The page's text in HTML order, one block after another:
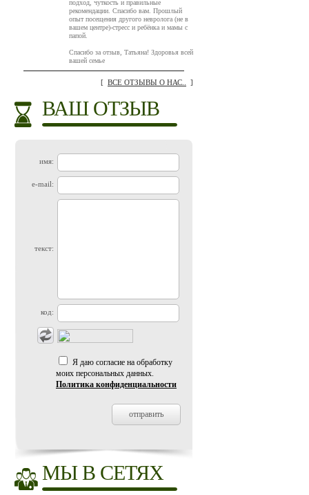
подход, чуткость и правильные
рекомендации. Спасибо вам. Прошлый
опыт посещения другого невролога (не в
вашем центре)-стресс и ребёнка и мамы с
папой.
Спасибо за отзыв, Татьяна! Здоровья всей
вашей семье
[ ВСЕ ОТЗЫВЫ О НАС.. ]
ВАШ ОТЗЫВ
имя:
e-mail:
текст:
код:
Я даю согласие на обработку
моих персональных данных.
Политика конфиденциальности
МЫ В СЕТЯХ